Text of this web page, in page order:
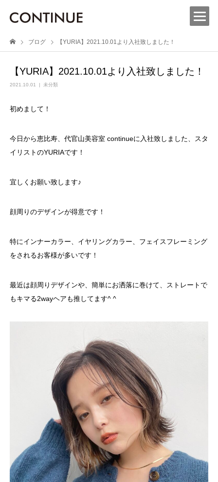
ブログ 【YURIA】2021.10.01より入社致しました！
【YURIA】2021.10.01より入社致しました！
2021.10.01 未分類
初めまして！
今日から恵比寿、代官山美容室 continueに入社致しました、スタ
イリストのYURIAです！
宜しくお願い致します♪
顔周りのデザインが得意です！
特にインナーカラー、イヤリングカラー、フェイスフレーミング
をされるお客様が多いです！
最近は顔周りデザインや、簡単にお洒落に巻けて、ストレートで
もキマる2wayヘアも推してます^ ^